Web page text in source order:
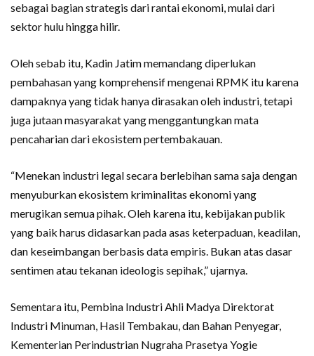
sebagai bagian strategis dari rantai ekonomi, mulai dari
sektor hulu hingga hilir.
Oleh sebab itu, Kadin Jatim memandang diperlukan
pembahasan yang komprehensif mengenai RPMK itu karena
dampaknya yang tidak hanya dirasakan oleh industri, tetapi
juga jutaan masyarakat yang menggantungkan mata
pencaharian dari ekosistem pertembakauan.
“Menekan industri legal secara berlebihan sama saja dengan
menyuburkan ekosistem kriminalitas ekonomi yang
merugikan semua pihak. Oleh karena itu, kebijakan publik
yang baik harus didasarkan pada asas keterpaduan, keadilan,
dan keseimbangan berbasis data empiris. Bukan atas dasar
sentimen atau tekanan ideologis sepihak,” ujarnya.
Sementara itu, Pembina Industri Ahli Madya Direktorat
Industri Minuman, Hasil Tembakau, dan Bahan Penyegar,
Kementerian Perindustrian Nugraha Prasetya Yogie